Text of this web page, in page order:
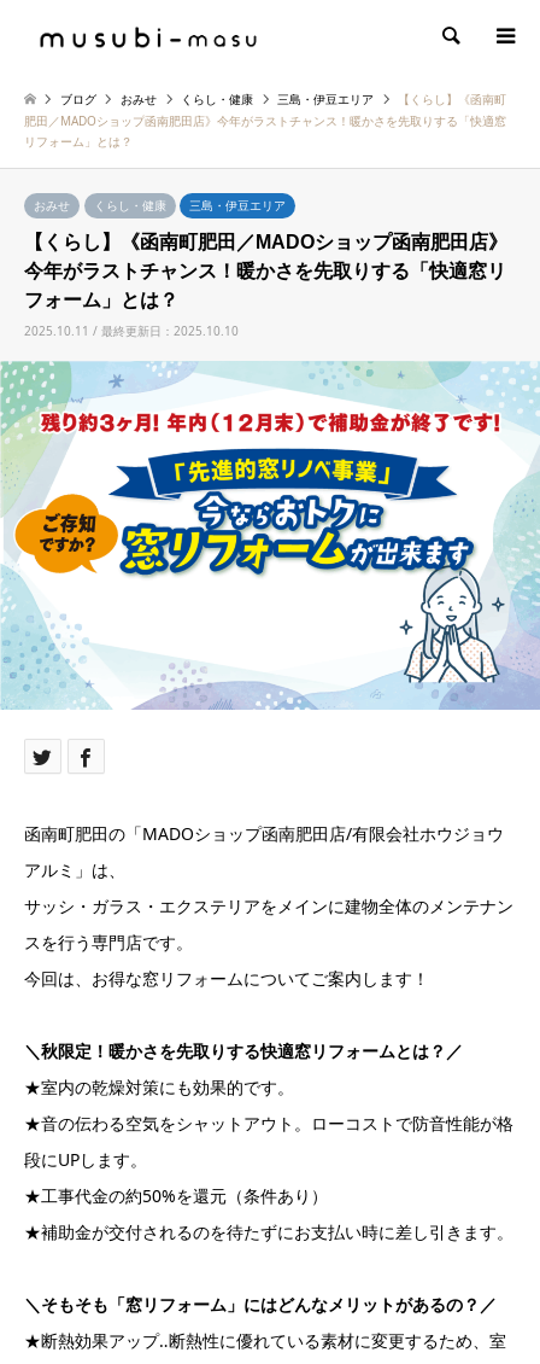
検索
ブログ おみせ くらし・健康 三島・伊豆エリア
【くらし】《函南町
肥田／MADOショップ函南肥田店》今年がラストチャンス！暖かさを先取りする「快適窓
リフォーム」とは？
おみせ くらし・健康 三島・伊豆エリア
【くらし】《函南町肥田／MADOショップ函南肥田店》
今年がラストチャンス！暖かさを先取りする「快適窓リ
フォーム」とは？
2025.10.11 / 最終更新日：2025.10.10
函南町肥田の「MADOショップ函南肥田店/有限会社ホウジョウ
アルミ」は、
サッシ・ガラス・エクステリアをメインに建物全体のメンテナン
スを行う専門店です。
今回は、お得な窓リフォームについてご案内します！
＼秋限定！暖かさを先取りする快適窓リフォームとは？／
★室内の乾燥対策にも効果的です。
★音の伝わる空気をシャットアウト。ローコストで防音性能が格
段にUPします。
★工事代金の約50%を還元（条件あり）
★補助金が交付されるのを待たずにお支払い時に差し引きます。
＼そもそも「窓リフォーム」にはどんなメリットがあるの？／
★断熱効果アップ‥断熱性に優れている素材に変更するため、室